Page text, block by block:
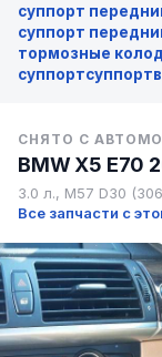
суппорт
суппорт
тормозные
суппортсуппорт
СНЯТО С
BMW X5 E70
3.0 л., M57 D30
Все запчасти с